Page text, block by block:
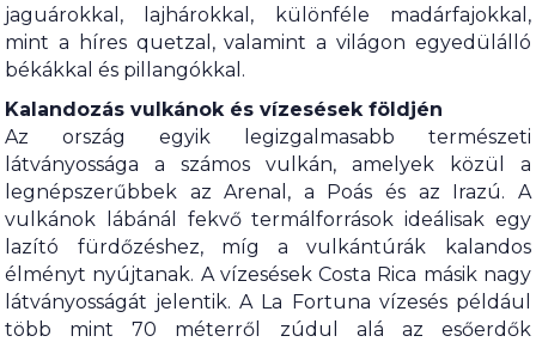
jaguárokkal, lajhárokkal, különféle madárfajokkal,
mint a híres quetzal, valamint a világon egyedülálló
békákkal és pillangókkal.
Kalandozás vulkánok és vízesések földjén
Az ország egyik legizgalmasabb természeti
látványossága a számos vulkán, amelyek közül a
legnépszerűbbek az Arenal, a Poás és az Irazú. A
vulkánok lábánál fekvő termálforrások ideálisak egy
lazító fürdőzéshez, míg a vulkántúrák kalandos
élményt nyújtanak. A vízesések Costa Rica másik nagy
látványosságát jelentik. A La Fortuna vízesés például
több mint 70 méterről zúdul alá az esőerdők